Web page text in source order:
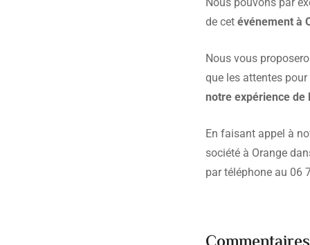
de cetévénement à
Nous vous
que les attentes pour
notre expérience de
En faisant appel à
société à Orange
par téléphone au 06